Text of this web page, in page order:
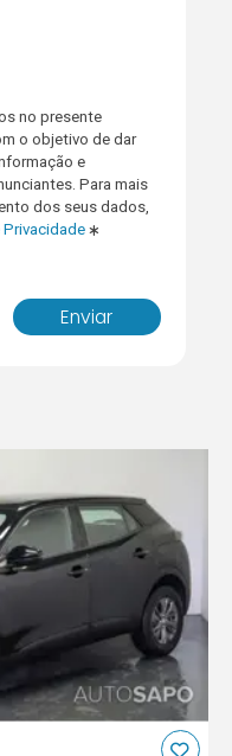
no presente
o objetivo de dar
e
Para mais
dos seus dados,
Enviar